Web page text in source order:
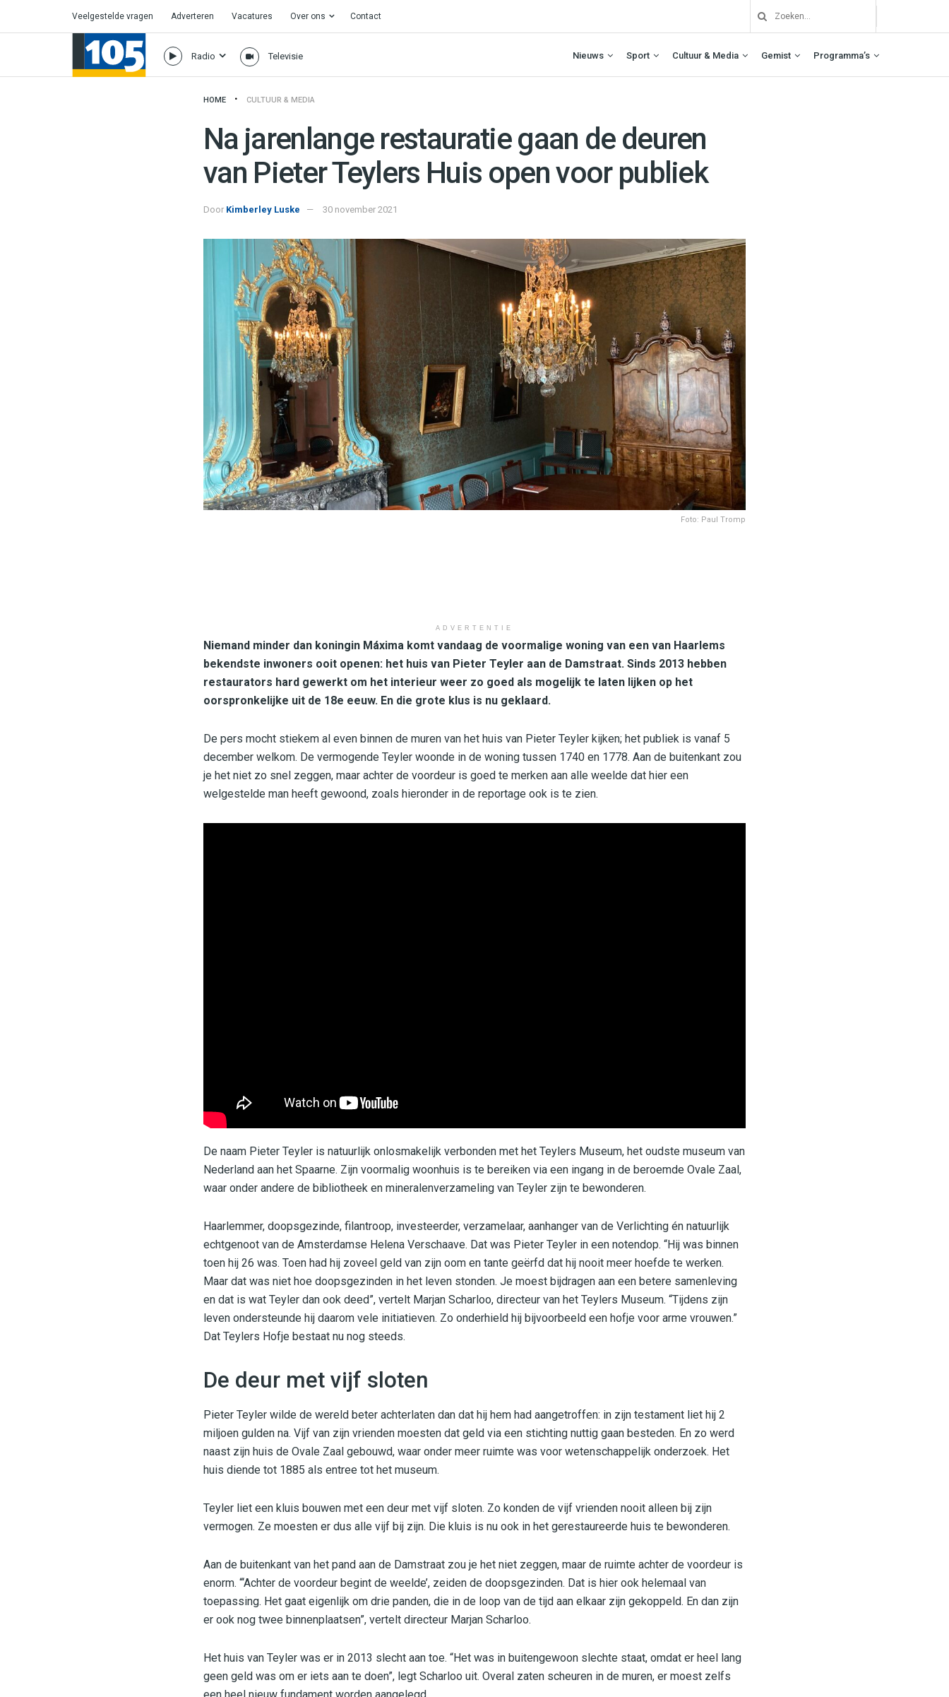
Veelgestelde vragen Adverteren Vacatures Over ons Contact
Radio Televisie Nieuws Sport Cultuur & Media Gemist Programma’s
HOME CULTUUR & MEDIA
Na jarenlange restauratie gaan de deuren
van Pieter Teylers Huis open voor publiek
Door Kimberley Luske 30 november 2021
Foto: Paul Tromp
ADVERTENTIE
Niemand minder dan koningin Máxima komt vandaag de voormalige woning van een van Haarlems
bekendste inwoners ooit openen: het huis van Pieter Teyler aan de Damstraat. Sinds 2013 hebben
restaurators hard gewerkt om het interieur weer zo goed als mogelijk te laten lijken op het
oorspronkelijke uit de 18e eeuw. En die grote klus is nu geklaard.
De pers mocht stiekem al even binnen de muren van het huis van Pieter Teyler kijken; het publiek is vanaf 5
december welkom. De vermogende Teyler woonde in de woning tussen 1740 en 1778. Aan de buitenkant zou
je het niet zo snel zeggen, maar achter de voordeur is goed te merken aan alle weelde dat hier een
welgestelde man heeft gewoond, zoals hieronder in de reportage ook is te zien.
De naam Pieter Teyler is natuurlijk onlosmakelijk verbonden met het Teylers Museum, het oudste museum van
Nederland aan het Spaarne. Zijn voormalig woonhuis is te bereiken via een ingang in de beroemde Ovale Zaal,
waar onder andere de bibliotheek en mineralenverzameling van Teyler zijn te bewonderen.
Haarlemmer, doopsgezinde, filantroop, investeerder, verzamelaar, aanhanger van de Verlichting én natuurlijk
echtgenoot van de Amsterdamse Helena Verschaave. Dat was Pieter Teyler in een notendop. “Hij was binnen
toen hij 26 was. Toen had hij zoveel geld van zijn oom en tante geërfd dat hij nooit meer hoefde te werken.
Maar dat was niet hoe doopsgezinden in het leven stonden. Je moest bijdragen aan een betere samenleving
en dat is wat Teyler dan ook deed”, vertelt Marjan Scharloo, directeur van het Teylers Museum. “Tijdens zijn
leven ondersteunde hij daarom vele initiatieven. Zo onderhield hij bijvoorbeeld een hofje voor arme vrouwen.”
Dat Teylers Hofje bestaat nu nog steeds.
De deur met vijf sloten
Pieter Teyler wilde de wereld beter achterlaten dan dat hij hem had aangetroffen: in zijn testament liet hij 2
miljoen gulden na. Vijf van zijn vrienden moesten dat geld via een stichting nuttig gaan besteden. En zo werd
naast zijn huis de Ovale Zaal gebouwd, waar onder meer ruimte was voor wetenschappelijk onderzoek. Het
huis diende tot 1885 als entree tot het museum.
Teyler liet een kluis bouwen met een deur met vijf sloten. Zo konden de vijf vrienden nooit alleen bij zijn
vermogen. Ze moesten er dus alle vijf bij zijn. Die kluis is nu ook in het gerestaureerde huis te bewonderen.
Aan de buitenkant van het pand aan de Damstraat zou je het niet zeggen, maar de ruimte achter de voordeur is
enorm. “‘Achter de voordeur begint de weelde’, zeiden de doopsgezinden. Dat is hier ook helemaal van
toepassing. Het gaat eigenlijk om drie panden, die in de loop van de tijd aan elkaar zijn gekoppeld. En dan zijn
er ook nog twee binnenplaatsen”, vertelt directeur Marjan Scharloo.
Het huis van Teyler was er in 2013 slecht aan toe. “Het was in buitengewoon slechte staat, omdat er heel lang
geen geld was om er iets aan te doen”, legt Scharloo uit. Overal zaten scheuren in de muren, er moest zelfs